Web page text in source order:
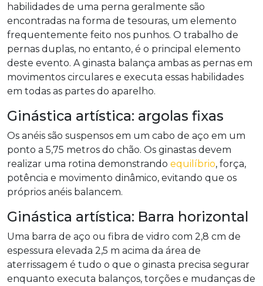
habilidades de uma perna geralmente são
encontradas na forma de tesouras, um elemento
frequentemente feito nos punhos. O trabalho de
pernas duplas, no entanto, é o principal elemento
deste evento. A ginasta balança ambas as pernas em
movimentos circulares e executa essas habilidades
em todas as partes do aparelho.
Ginástica artística: argolas fixas
Os anéis são suspensos em um cabo de aço em um
ponto a 5,75 metros do chão. Os ginastas devem
realizar uma rotina demonstrando equilíbrio, força,
potência e movimento dinâmico, evitando que os
próprios anéis balancem.
Ginástica artística: Barra horizontal
Uma barra de aço ou fibra de vidro com 2,8 cm de
espessura elevada 2,5 m acima da área de
aterrissagem é tudo o que o ginasta precisa segurar
enquanto executa balanços, torções e mudanças de